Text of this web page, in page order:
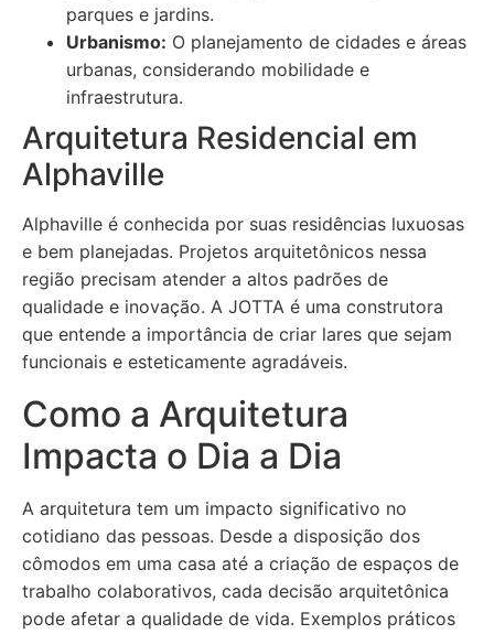
parques e jardins.
Urbanismo: O planejamento de cidades e áreas
urbanas, considerando mobilidade e
infraestrutura.
Arquitetura Residencial em
Alphaville
Alphaville é conhecida por suas residências luxuosas
e bem planejadas. Projetos arquitetônicos nessa
região precisam atender a altos padrões de
qualidade e inovação. A JOTTA é uma construtora
que entende a importância de criar lares que sejam
funcionais e esteticamente agradáveis.
Como a Arquitetura
Impacta o Dia a Dia
A arquitetura tem um impacto significativo no
cotidiano das pessoas. Desde a disposição dos
cômodos em uma casa até a criação de espaços de
trabalho colaborativos, cada decisão arquitetônica
pode afetar a qualidade de vida. Exemplos práticos